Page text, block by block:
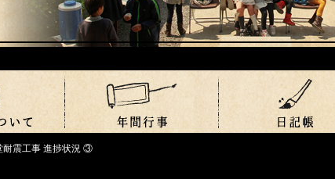
耐震工事 進捗状況 ③